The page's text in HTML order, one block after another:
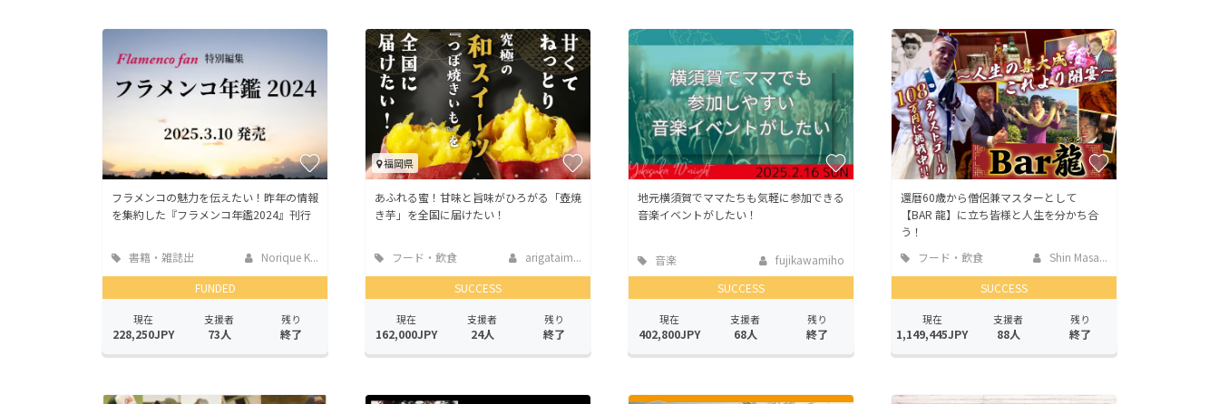
フラメンコの魅力を伝えたい！昨年の情報
を集約した『フラメンコ年鑑2024』刊行
書籍・雑誌出
版
Norique K...
FUNDED
現在
228,250JPY
支援者
73人
残り
終了
福岡県
あふれる蜜！甘味と旨味がひろがる「壺焼
き芋」を全国に届けたい！
フード・飲食
店
arigataim...
SUCCESS
現在
162,000JPY
支援者
24人
残り
終了
地元横須賀でママたちも気軽に参加できる
音楽イベントがしたい！
音楽
fujikawamiho
SUCCESS
現在
402,800JPY
支援者
68人
残り
終了
還暦60歳から僧侶兼マスターとして
【BAR 龍】に立ち皆様と人生を分かち合
う！
フード・飲食
店
Shin Masa...
SUCCESS
現在
1,149,445JPY
支援者
88人
残り
終了